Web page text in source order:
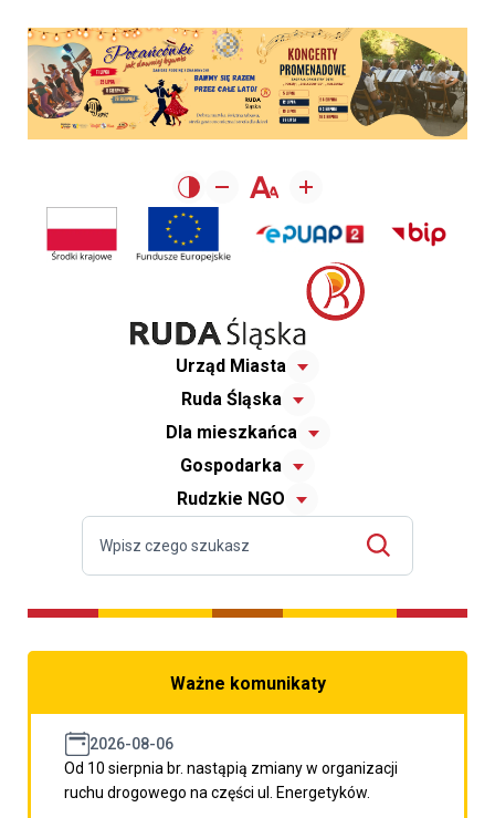
Urząd Miasta
Ruda Śląska
Dla mieszkańca
Gospodarka
Rudzkie NGO
Ważne komunikaty
2026-08-06
Od 10 sierpnia br. nastąpią zmiany w organizacji
ruchu drogowego na części ul. Energetyków.